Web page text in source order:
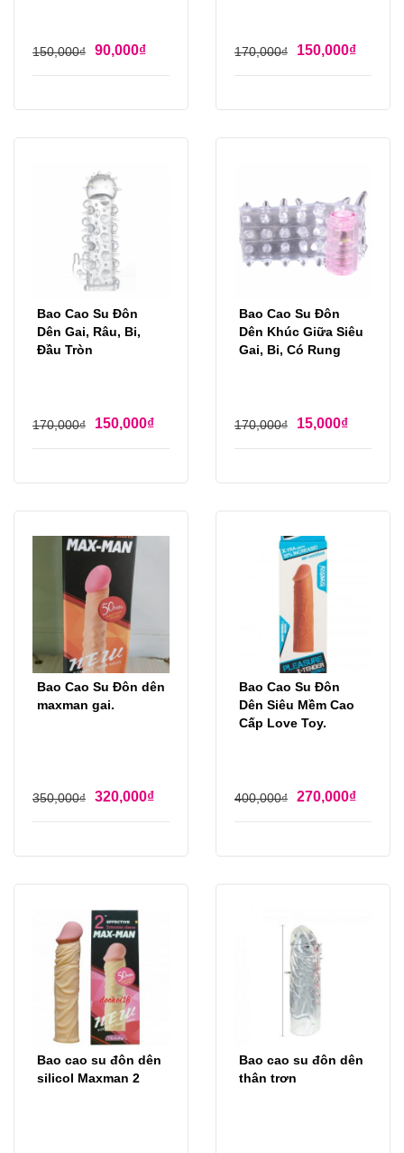
150,000₫ 90,000₫ 170,000₫ 150,000₫
Bao Cao Su Đôn
Dên Gai, Râu, Bi,
Đầu Tròn
170,000₫ 150,000₫
Bao Cao Su Đôn
Dên Khúc Giữa Siêu
Gai, Bi, Có Rung
170,000₫ 15,000₫
Bao Cao Su Đôn dên
maxman gai.
350,000₫ 320,000₫
Bao Cao Su Đôn
Dên Siêu Mềm Cao
Cấp Love Toy.
400,000₫ 270,000₫
Bao cao su đôn dên
silicol Maxman 2
Bao cao su đôn dên
thân trơn